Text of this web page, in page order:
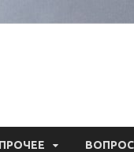
ПРОЧЕЕ